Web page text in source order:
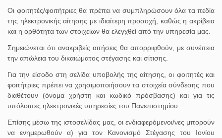
Οι φοιτητές/φοιτήτριες θα πρέπει να συμπληρώσουν όλα τα πεδία
της ηλεκτρονικής αίτησης με ιδιαίτερη προσοχή, καθώς η ακρίβεια
και η ορθότητα των στοιχείων θα ελεγχθεί από την υπηρεσία μας.
Σημειώνεται ότι ανακριβείς αιτήσεις θα απορριφθούν, με συνέπεια
την απώλεια του δικαιώματος στέγασης και σίτισης.
Για την είσοδο στη σελίδα υποβολής της αίτησης, οι φοιτητές και
φοιτήτριες πρέπει να χρησιμοποιήσουν τα στοιχεία σύνδεσης που
διαθέτουν (όνομα χρήστη και κωδικό πρόσβασης) και για τις
υπόλοιπες ηλεκτρονικές υπηρεσίες του Πανεπιστημίου.
Επίσης μέσω της ιστοσελίδας μας, οι ενδιαφερόμενοι/νες μπορούν
να ενημερωθούν α) για τον Κανονισμό Στέγασης του Ιονίου